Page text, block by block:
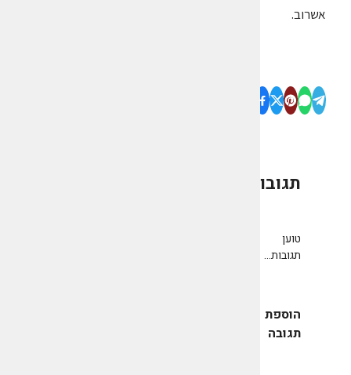
אשרוב.
תגובות
טוען
תגובות...
הוספת
תגובה